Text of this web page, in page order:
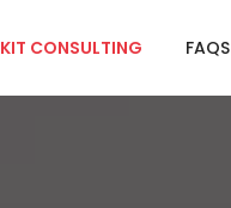
KIT CONSULTING FAQS